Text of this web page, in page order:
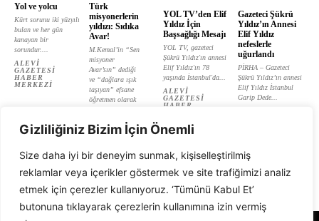
Gizliliğiniz Bizim İçin Önemli
Size daha iyi bir deneyim sunmak, kişiselleştirilmiş
reklamlar veya içerikler göstermek ve site trafiğimizi analiz
etmek için çerezler kullanıyoruz. ‘Tümünü Kabul Et’
butonuna tıklayarak çerezlerin kullanımına izin vermiş
Yol ve yolcu
Kürt sorunu iki yüzyılı
bulan ve her gün
kanayan bir
sorundur....
ALEVI
GAZETESI
HABER
MERKEZI
Türk
misyonerlerin
yıldızı: Sıdıka
Avar!
M.Kemal’in “Sen
misyoner
Avar’sın” dediği
ve “dağlara ışık
taşıyan” efsane
öğretmen olarak
ALEVI
GAZETESI
YOL TV’den Elif
Yıldız İçin
Başsağlığı Mesajı
YOL TV, gazeteci
Şükrü Yıldız'ın annesi
Elif Yıldız'ın 78
yaşında İstanbul'da...
ALEVI
GAZETESI
HABER
Gazeteci Şükrü
Yıldız’ın Annesi
Elif Yıldız
nefeslerle
uğurlandı
PİRHA – Gazeteci
Şükrü Yıldız’ın annesi
Elif Yıldız İstanbul
Garip Dede...